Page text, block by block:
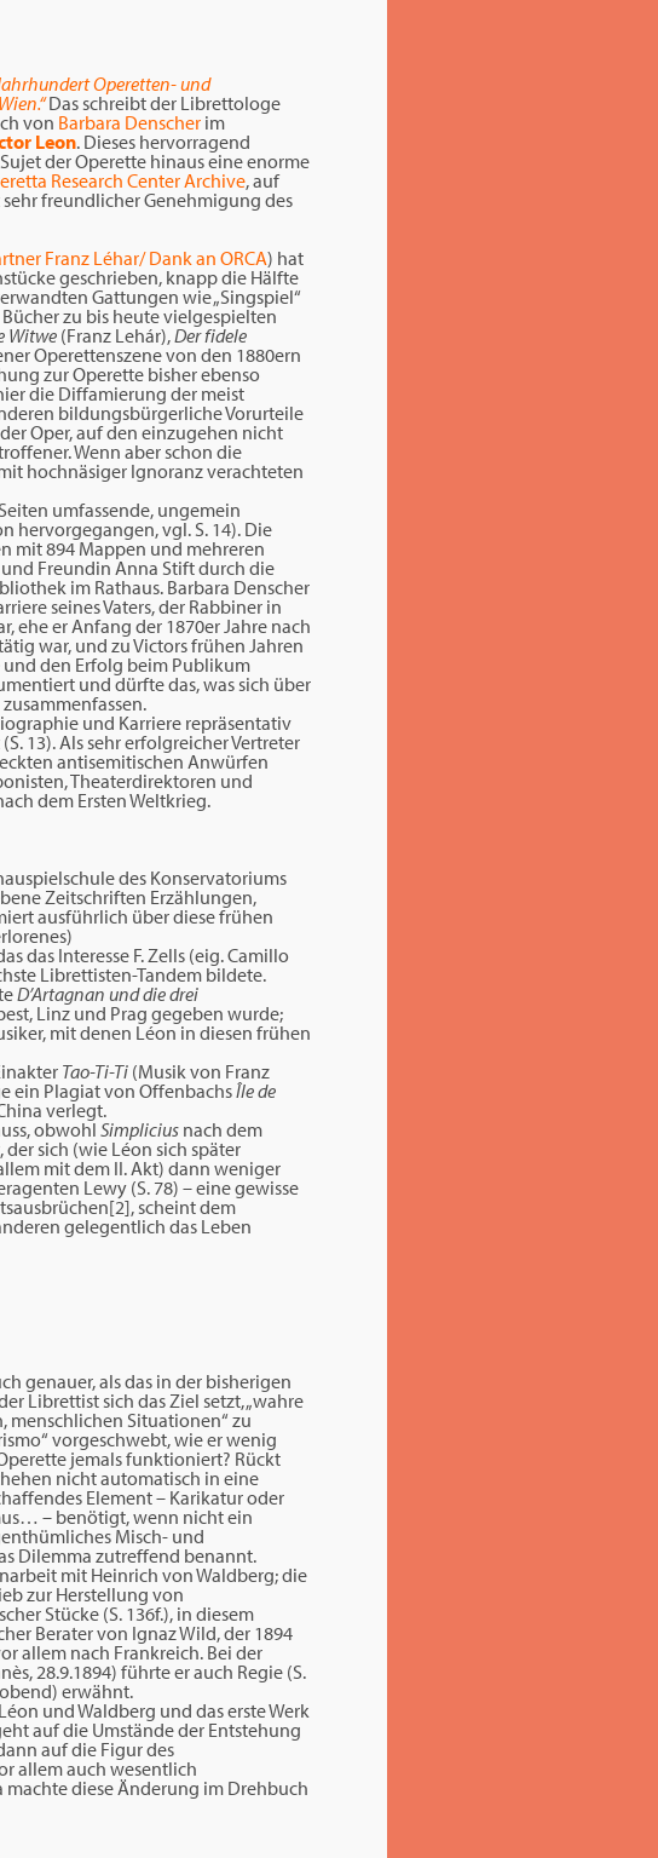
Operetten- und
Das schreibt der Librettologe
von Barbara Denscher im
Leon. Dieses hervorragend
der Operette hinaus eine enorme
Research Center Archive, auf
freundlicher Genehmigung des
Franz Léhar/ Dank an ORCA) hat
geschrieben, knapp die Hälfte
Gattungen wie „Singspiel“
zu bis heute vielgespielten
Witwe (Franz Lehár),Der fidele
Operettenszene von den 1880ern
zur Operette bisher ebenso
die Diffamierung der meist
bildungsbürgerliche Vorurteile
Oper, auf den einzugehen nicht
Wenn aber schon die
hochnäsiger Ignoranz verachteten
umfassende, ungemein
hervorgegangen, vgl. S. 14). Die
mit 894 Mappen und mehreren
Freundin Anna Stift durch die
im Rathaus. Barbara Denscher
seines Vaters, der Rabbiner in
ehe er Anfang der 1870er Jahre nach
war, und zu Victors frühen Jahren
den Erfolg beim Publikum
und dürfte das, was sich über
und Karriere repräsentativ
13). Als sehr erfolgreicher Vertreter
antisemitischen Anwürfen
Theaterdirektoren und
dem Ersten Weltkrieg.
des Konservatoriums
Zeitschriften Erzählungen,
ausführlich über diese frühen
das Interesse F. Zells (eig. Camillo
Librettisten-Tandem bildete.
D’Artagnan und die drei
Linz und Prag gegeben wurde;
mit denen Léon in diesen frühen
Tao-Ti-Ti (Musik von Franz
ein Plagiat von OffenbachsÎle de
verlegt.
obwohl Simplicius nach dem
sich (wie Léon sich später
mit dem II. Akt) dann weniger
Lewy (S. 78) – eine gewisse
scheint dem
gelegentlich das Leben
genauer, als das in der bisherigen
Librettist sich das Ziel setzt, „wahre
Situationen“ zu
vorgeschwebt, wie er wenig
jemals funktioniert? Rückt
nicht automatisch in eine
Element – Karikatur oder
– benötigt, wenn nicht ein
Misch- und
Dilemma zutreffend benannt.
mit Heinrich von Waldberg; die
zur Herstellung von
Stücke (S. 136f.), in diesem
Berater von Ignaz Wild, der 1894
allem nach Frankreich. Bei der
28.9.1894) führte er auch Regie (S.
erwähnt.
und Waldberg und das erste Werk
auf die Umstände der Entstehung
auf die Figur des
allem auch wesentlich
machte diese Änderung im Drehbuch